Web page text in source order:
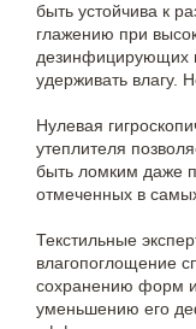
быть устойчива к
глажению при
дезинфицирующих
удерживать влагу.
Нулевая
утеплителя
быть ломким даже
отмеченных в
Текстильные
влагопоглощение
сохранению форм и
уменьшению его